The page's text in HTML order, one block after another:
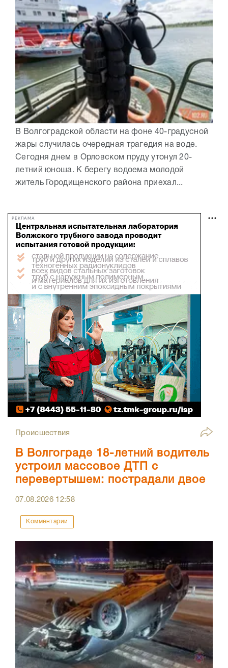
В Волгоградской области на фоне 40-градусной
жары случилась очередная трагедия на воде.
Сегодня днем в Орловском пруду утонул 20-
летний юноша. К берегу водоема молодой
житель Городищенского района приехал...
РЕКЛАМА
Происшествия
В Волгограде 18-летний водитель
устроил массовое ДТП с
перевертышем: пострадали двое
07.08.2026 12:58
Комментарии